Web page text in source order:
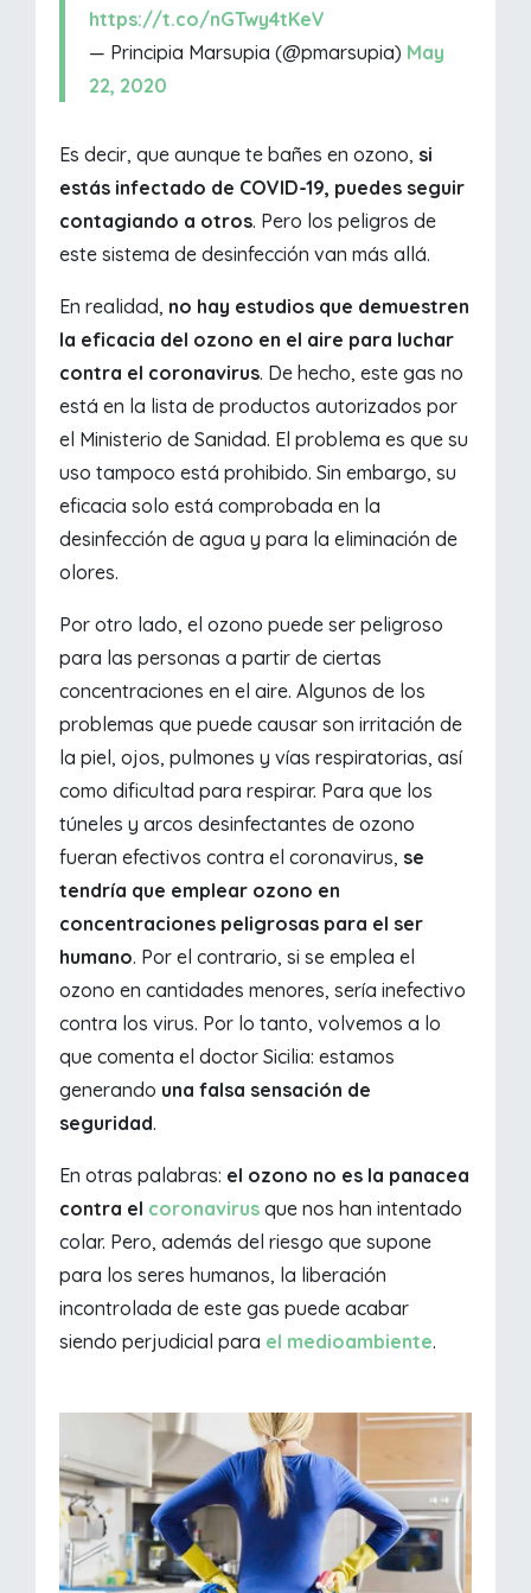
https://t.co/nGTwy4tKeV
— Principia Marsupia (@pmarsupia) May
22, 2020
Es decir, que aunque te bañes en ozono, si
estás infectado de COVID-19, puedes seguir
contagiando a otros. Pero los peligros de
este sistema de desinfección van más allá.
En realidad, no hay estudios que demuestren
la eficacia del ozono en el aire para luchar
contra el coronavirus. De hecho, este gas no
está en la lista de productos autorizados por
el Ministerio de Sanidad. El problema es que su
uso tampoco está prohibido. Sin embargo, su
eficacia solo está comprobada en la
desinfección de agua y para la eliminación de
olores.
Por otro lado, el ozono puede ser peligroso
para las personas a partir de ciertas
concentraciones en el aire. Algunos de los
problemas que puede causar son irritación de
la piel, ojos, pulmones y vías respiratorias, así
como dificultad para respirar. Para que los
túneles y arcos desinfectantes de ozono
fueran efectivos contra el coronavirus, se
tendría que emplear ozono en
concentraciones peligrosas para el ser
humano. Por el contrario, si se emplea el
ozono en cantidades menores, sería inefectivo
contra los virus. Por lo tanto, volvemos a lo
que comenta el doctor Sicilia: estamos
generando una falsa sensación de
seguridad.
En otras palabras: el ozono no es la panacea
contra el coronavirus que nos han intentado
colar. Pero, además del riesgo que supone
para los seres humanos, la liberación
incontrolada de este gas puede acabar
siendo perjudicial para el medioambiente.